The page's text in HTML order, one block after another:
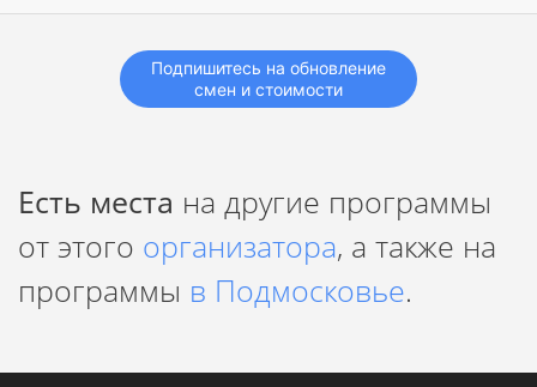
Подпишитесь на обновление
смен и стоимости
Есть места на другие программы
от этого организатора, а также на
программы в Подмосковье.